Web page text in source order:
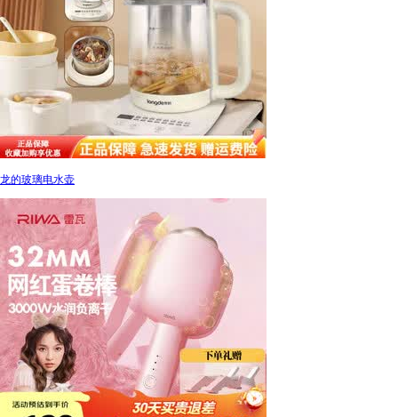
龙的玻璃电水壶